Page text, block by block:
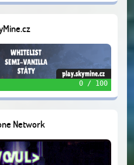
0 / 100
Network